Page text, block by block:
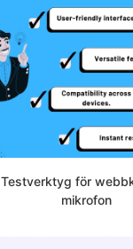
Testverktyg för
mikrofon